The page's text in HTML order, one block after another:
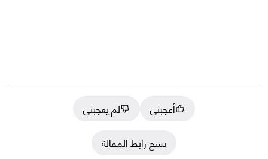
أعجبني
لم يعجبني
نسخ رابط المقالة